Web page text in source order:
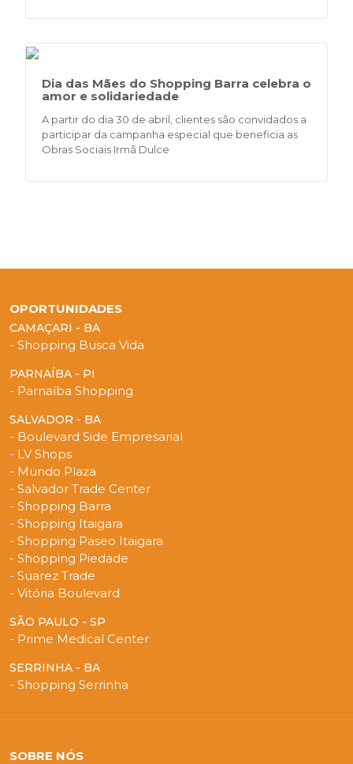
Dia das Mães do Shopping Barra celebra o
amor e solidariedade
A partir do dia 30 de abril, clientes são convidados a
participar da campanha especial que beneficia as
Obras Sociais Irmã Dulce
OPORTUNIDADES
CAMAÇARI - BA
- Shopping Busca Vida
PARNAÍBA - PI
- Parnaíba Shopping
SALVADOR - BA
- Boulevard Side Empresarial
- LV Shops
- Mundo Plaza
- Salvador Trade Center
- Shopping Barra
- Shopping Itaigara
- Shopping Paseo Itaigara
- Shopping Piedade
- Suarez Trade
- Vitória Boulevard
SÃO PAULO - SP
- Prime Medical Center
SERRINHA - BA
- Shopping Serrinha
SOBRE NÓS